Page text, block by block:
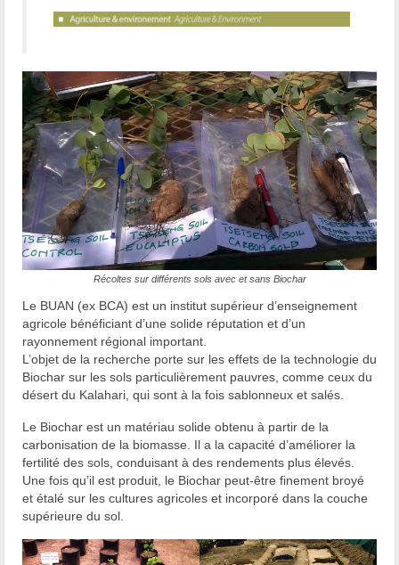
Récoltes sur différents sols avec et sans Biochar
Le BUAN (ex BCA) est un institut supérieur d’enseignement
agricole bénéficiant d’une solide réputation et d’un
rayonnement régional important.
L’objet de la recherche porte sur les effets de la technologie du
Biochar sur les sols particulièrement pauvres, comme ceux du
désert du Kalahari, qui sont à la fois sablonneux et salés.
Le Biochar est un matériau solide obtenu à partir de la
carbonisation de la biomasse. Il a la capacité d’améliorer la
fertilité des sols, conduisant à des rendements plus élevés.
Une fois qu’il est produit, le Biochar peut-être finement broyé
et étalé sur les cultures agricoles et incorporé dans la couche
supérieure du sol.